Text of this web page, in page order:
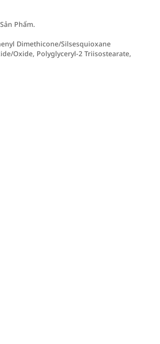
Phẩm.
Dimethicone/Silsesquioxane
Oxide, Polyglyceryl-2 Triisostearate,